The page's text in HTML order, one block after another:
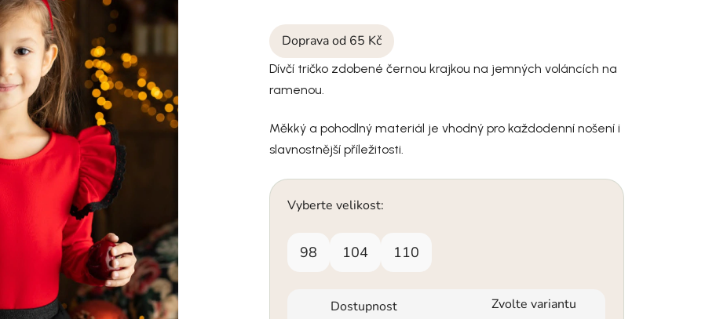
Doprava od 65 Kč
Dívčí tričko zdobené černou krajkou na jemných voláncích na
ramenou.
Měkký a pohodlný materiál je vhodný pro každodenní nošení i
slavnostnější příležitosti.
Vyberte velikost:
98 104 110
Dostupnost Zvolte variantu